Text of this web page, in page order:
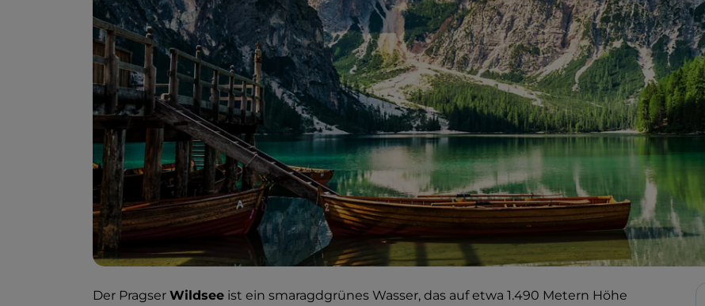
Der Pragser Wildsee ist ein smaragdgrünes Wasser, das auf etwa 1.490 Metern Höhe